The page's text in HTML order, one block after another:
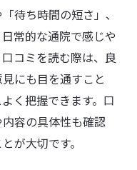
待ち時間の短さ」、
常的な通院で感じや
コミを読む際は、良
にも目を通すこと
く把握できます。口
容の具体性も確認
が大切です。